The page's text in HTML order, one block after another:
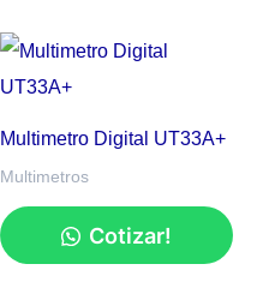
Multimetro Digital UT33A+
Multimetros
Cotizar!